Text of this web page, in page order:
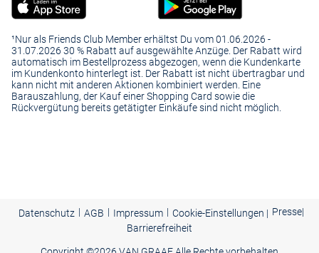
¹Nur als Friends Club Member erhältst Du vom 01.06.2026 -
31.07.2026 30 % Rabatt auf ausgewählte Anzüge. Der Rabatt wird
automatisch im Bestellprozess abgezogen, wenn die Kundenkarte
im Kundenkonto hinterlegt ist. Der Rabatt ist nicht übertragbar und
kann nicht mit anderen Aktionen kombiniert werden. Eine
Barauszahlung, der Kauf einer Shopping Card sowie die
Rückvergütung bereits getätigter Einkäufe sind nicht möglich.
Datenschutz | AGB | Impressum | Cookie-Einstellungen | Presse|
Barrierefreiheit